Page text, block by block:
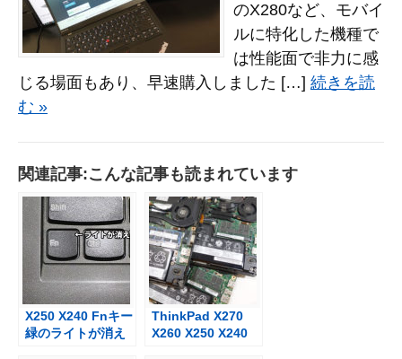
のX280など、モバイ
ルに特化した機種で
は性能面で非力に感
じる場面もあり、早速購入しました […] 続きを読
む »
関連記事:こんな記事も読まれています
X250 X240 Fnキー
緑のライトが消え
ThinkPad X270
X260 X250 X240